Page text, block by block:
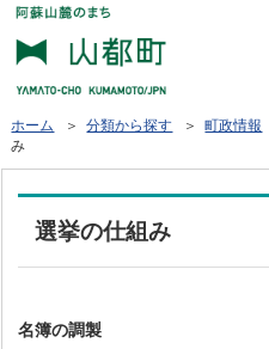
ホーム ＞分類から探す ＞町政情報
み
選挙の仕組み
名簿の調製